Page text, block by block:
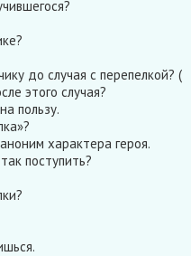
до случая с перепелкой? (
этого случая?
пользу.
характера героя.
поступить?